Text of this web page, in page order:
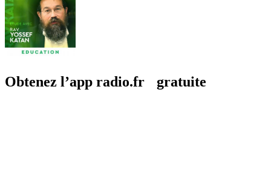
Obtenez l’app radio.fr gratuite